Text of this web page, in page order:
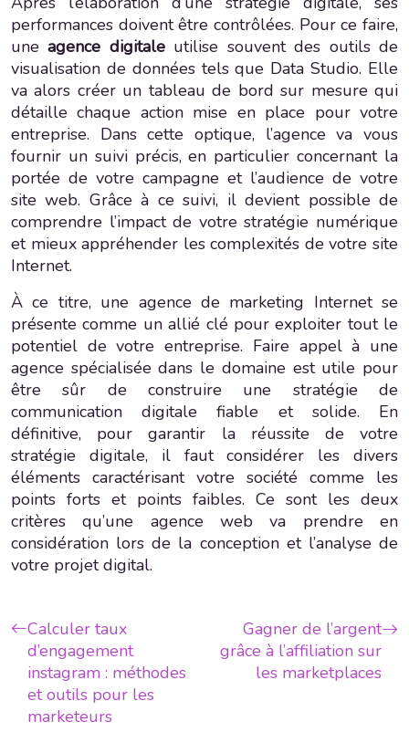
performances doivent être contrôlées. Pour ce faire,
uneagence digitaleutilise souvent des outils de
visualisation de données tels que Data Studio. Elle
va alors créer un tableau de bord sur mesure qui
détaille chaque action mise en place pour votre
entreprise. Dans cette optique, l’agence va vous
fournir un suivi précis, en particulier concernant la
portée de votre campagne et l’audience de votre
site web. Grâce à ce suivi, il devient possible de
comprendre l’impact de votre stratégie numérique
et mieux appréhender les complexités de votre site
Internet.
À ce titre, une agence de marketing Internet se
présente comme un allié clé pour exploiter tout le
potentiel de votre entreprise. Faire appel à une
agence spécialisée dans le domaine est utile pour
être sûr de construire une stratégie de
communication digitale fiable et solide. En
définitive, pour garantir la réussite de votre
stratégie digitale, il faut considérer les divers
éléments caractérisant votre société comme les
points forts et points faibles. Ce sont les deux
critères qu’une agence web va prendre en
considération lors de la conception et l’analyse de
votre projet digital.
Calculer taux
d’engagement
instagram : méthodes
et outils pour les
marketeurs
Gagner de l’argent
grâce à l’affiliation sur
les marketplaces